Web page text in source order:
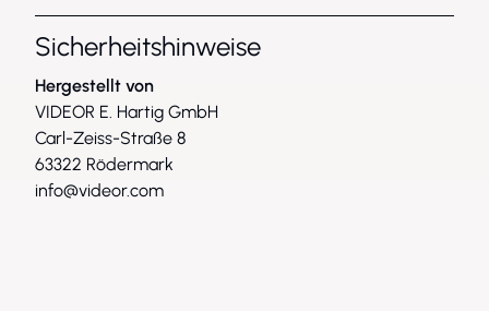
Sicherheitshinweise
Hergestellt von
VIDEOR E. Hartig GmbH
Carl-Zeiss-Straße 8
63322 Rödermark
info@videor.com